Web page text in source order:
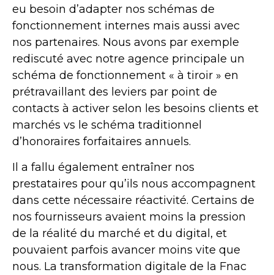
eu besoin d’adapter nos schémas de
fonctionnement internes mais aussi avec
nos partenaires. Nous avons par exemple
rediscuté avec notre agence principale un
schéma de fonctionnement « à tiroir » en
prétravaillant des leviers par point de
contacts à activer selon les besoins clients et
marchés vs le schéma traditionnel
d’honoraires forfaitaires annuels.
Il a fallu également entraîner nos
prestataires pour qu’ils nous accompagnent
dans cette nécessaire réactivité. Certains de
nos fournisseurs avaient moins la pression
de la réalité du marché et du digital, et
pouvaient parfois avancer moins vite que
nous. La transformation digitale de la Fnac